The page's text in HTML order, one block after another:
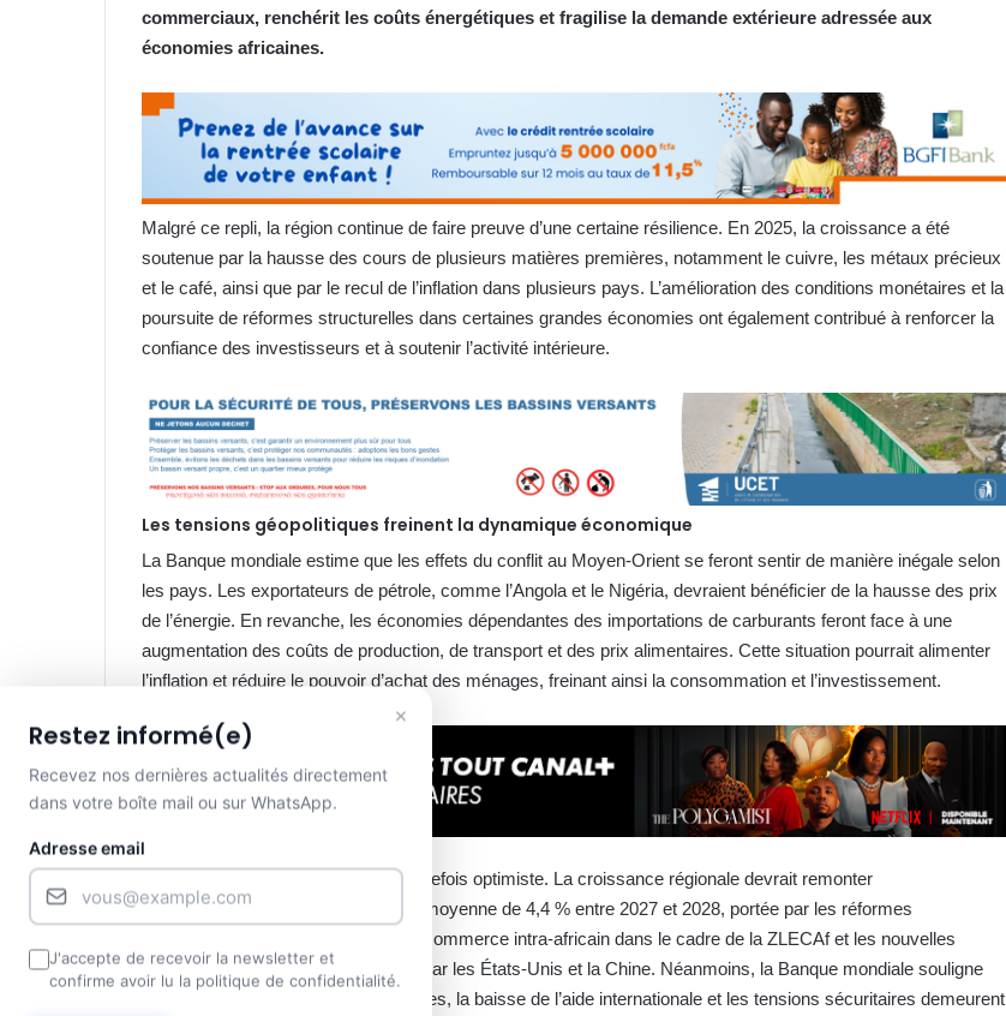
commerciaux, renchérit les coûts énergétiques et fragilise la demande extérieure adressée aux
économies africaines.
Malgré ce repli, la région continue de faire preuve d’une certaine résilience. En 2025, la croissance a été
soutenue par la hausse des cours de plusieurs matières premières, notamment le cuivre, les métaux précieux
et le café, ainsi que par le recul de l’inflation dans plusieurs pays. L’amélioration des conditions monétaires et la
poursuite de réformes structurelles dans certaines grandes économies ont également contribué à renforcer la
confiance des investisseurs et à soutenir l’activité intérieure.
Les tensions géopolitiques freinent la dynamique économique
La Banque mondiale estime que les effets du conflit au Moyen-Orient se feront sentir de manière inégale selon
les pays. Les exportateurs de pétrole, comme l’Angola et le Nigéria, devraient bénéficier de la hausse des prix
de l’énergie. En revanche, les économies dépendantes des importations de carburants feront face à une
augmentation des coûts de production, de transport et des prix alimentaires. Cette situation pourrait alimenter
l’inflation et réduire le pouvoir d’achat des ménages, freinant ainsi la consommation et l’investissement.
À moyen terme, l’institution reste toutefois optimiste. La croissance régionale devrait remonter
progressivement pour atteindre une moyenne de 4,4 % entre 2027 et 2028, portée par les réformes
économiques, le développement du commerce intra-africain dans le cadre de la ZLECAf et les nouvelles
opportunités commerciales offertes par les États-Unis et la Chine. Néanmoins, la Banque mondiale souligne
que la faiblesse des finances publiques, la baisse de l’aide internationale et les tensions sécuritaires demeurent
×
Restez informé(e)
Recevez nos dernières actualités directement
dans votre boîte mail ou sur WhatsApp.
Adresse email
J'accepte de recevoir la newsletter et
confirme avoir lu la politique de confidentialité.